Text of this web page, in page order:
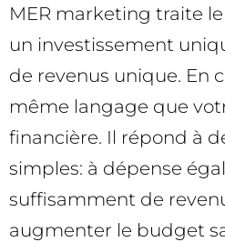
MER marketing traite
un investissement
de revenus unique. En
même langage que
financière. Il répond à
simples: à dépense
suffisamment de
augmenter le budget